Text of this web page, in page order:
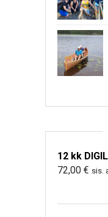
12 kk
72,00 € sis.